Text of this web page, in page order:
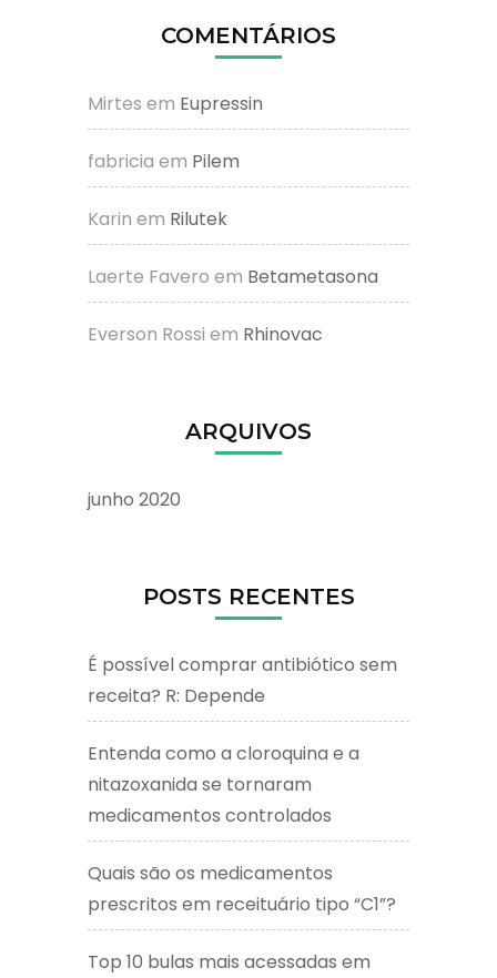
COMENTÁRIOS
Mirtes em Eupressin
fabricia em Pilem
Karin em Rilutek
Laerte Favero em Betametasona
Everson Rossi em Rhinovac
ARQUIVOS
junho 2020
POSTS RECENTES
É possível comprar antibiótico sem
receita? R: Depende
Entenda como a cloroquina e a
nitazoxanida se tornaram
medicamentos controlados
Quais são os medicamentos
prescritos em receituário tipo “C1”?
Top 10 bulas mais acessadas em